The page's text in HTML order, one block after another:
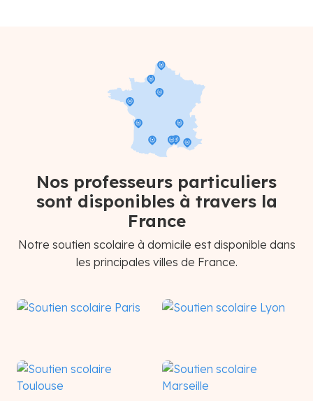
Nos professeurs particuliers
sont disponibles à travers la
France
Notre soutien scolaire à domicile est disponible dans
les principales villes de France.